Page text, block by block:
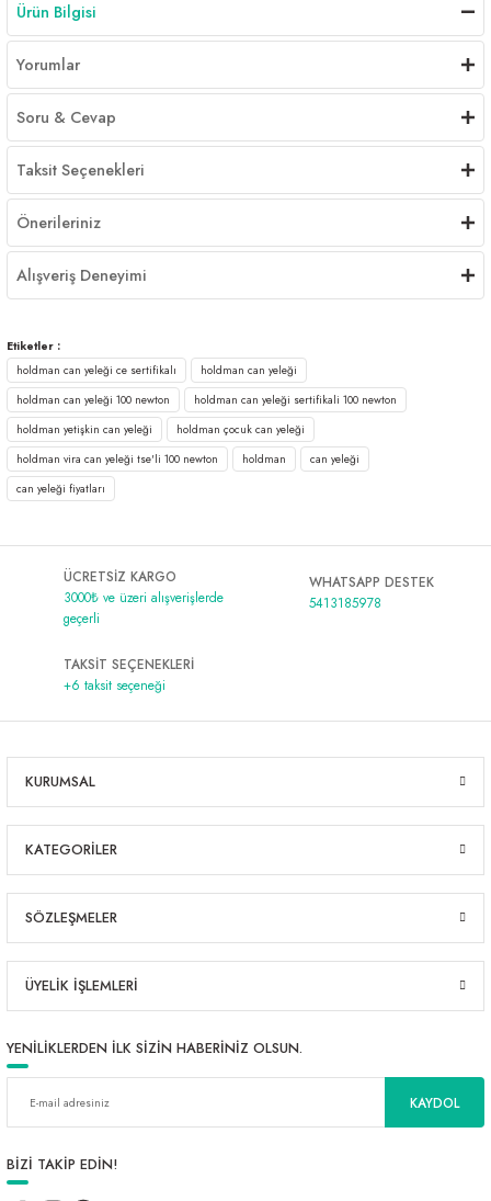
Ürün Bilgisi
Yorumlar
Soru & Cevap
Taksit Seçenekleri
Önerileriniz
Alışveriş Deneyimi
Etiketler :
holdman can yeleği ce sertifikalı
holdman can yeleği
holdman can yeleği 100 newton
holdman can yeleği sertifikali 100 newton
holdman yetişkin can yeleği
holdman çocuk can yeleği
holdman vira can yeleği tse'li 100 newton
holdman
can yeleği
can yeleği fiyatları
ÜCRETSİZ KARGO
3000₺ ve üzeri alışverişlerde
geçerli
WHATSAPP DESTEK
5413185978
TAKSİT SEÇENEKLERİ
+6 taksit seçeneği
KURUMSAL
KATEGORİLER
SÖZLEŞMELER
ÜYELİK İŞLEMLERİ
YENİLİKLERDEN İLK SİZİN HABERİNİZ OLSUN.
KAYDOL
BİZİ TAKİP EDİN!